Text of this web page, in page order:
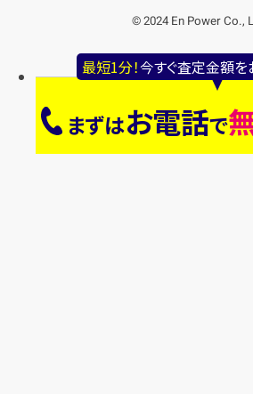
最短1分！今すぐ査定金額を
まずはお電話で
© 2024 En Power Co.,